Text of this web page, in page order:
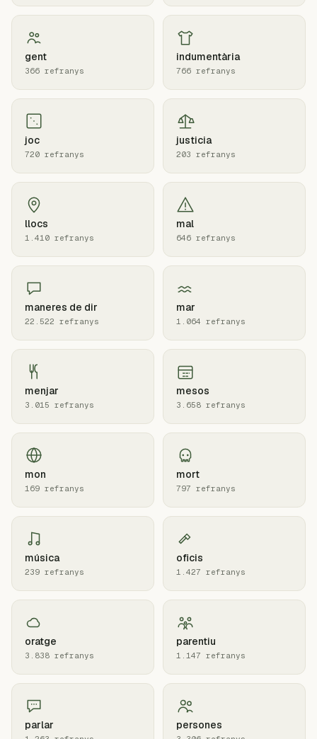
gent
366 refranys
indumentària
766 refranys
joc
720 refranys
justicia
203 refranys
llocs
1.410 refranys
mal
646 refranys
maneres de dir
22.522 refranys
mar
1.064 refranys
menjar
3.015 refranys
mesos
3.658 refranys
mon
169 refranys
mort
797 refranys
música
239 refranys
oficis
1.427 refranys
oratge
3.838 refranys
parentiu
1.147 refranys
parlar persones